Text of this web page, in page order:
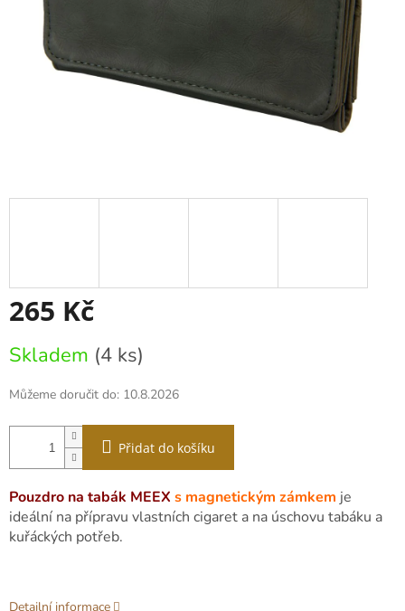
265 Kč
cena:
Skladem (4 ks)
Můžeme doručit do: 10.8.2026
Přidat do košíku
Pouzdro na tabák MEEX s magnetickým zámkem je
ideální na přípravu vlastních cigaret a na úschovu tabáku a
kuřáckých potřeb.
Detailní informace